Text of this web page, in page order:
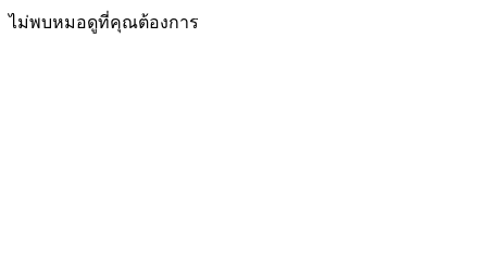
ไม่พบหมอดูที่คุณต้องการ